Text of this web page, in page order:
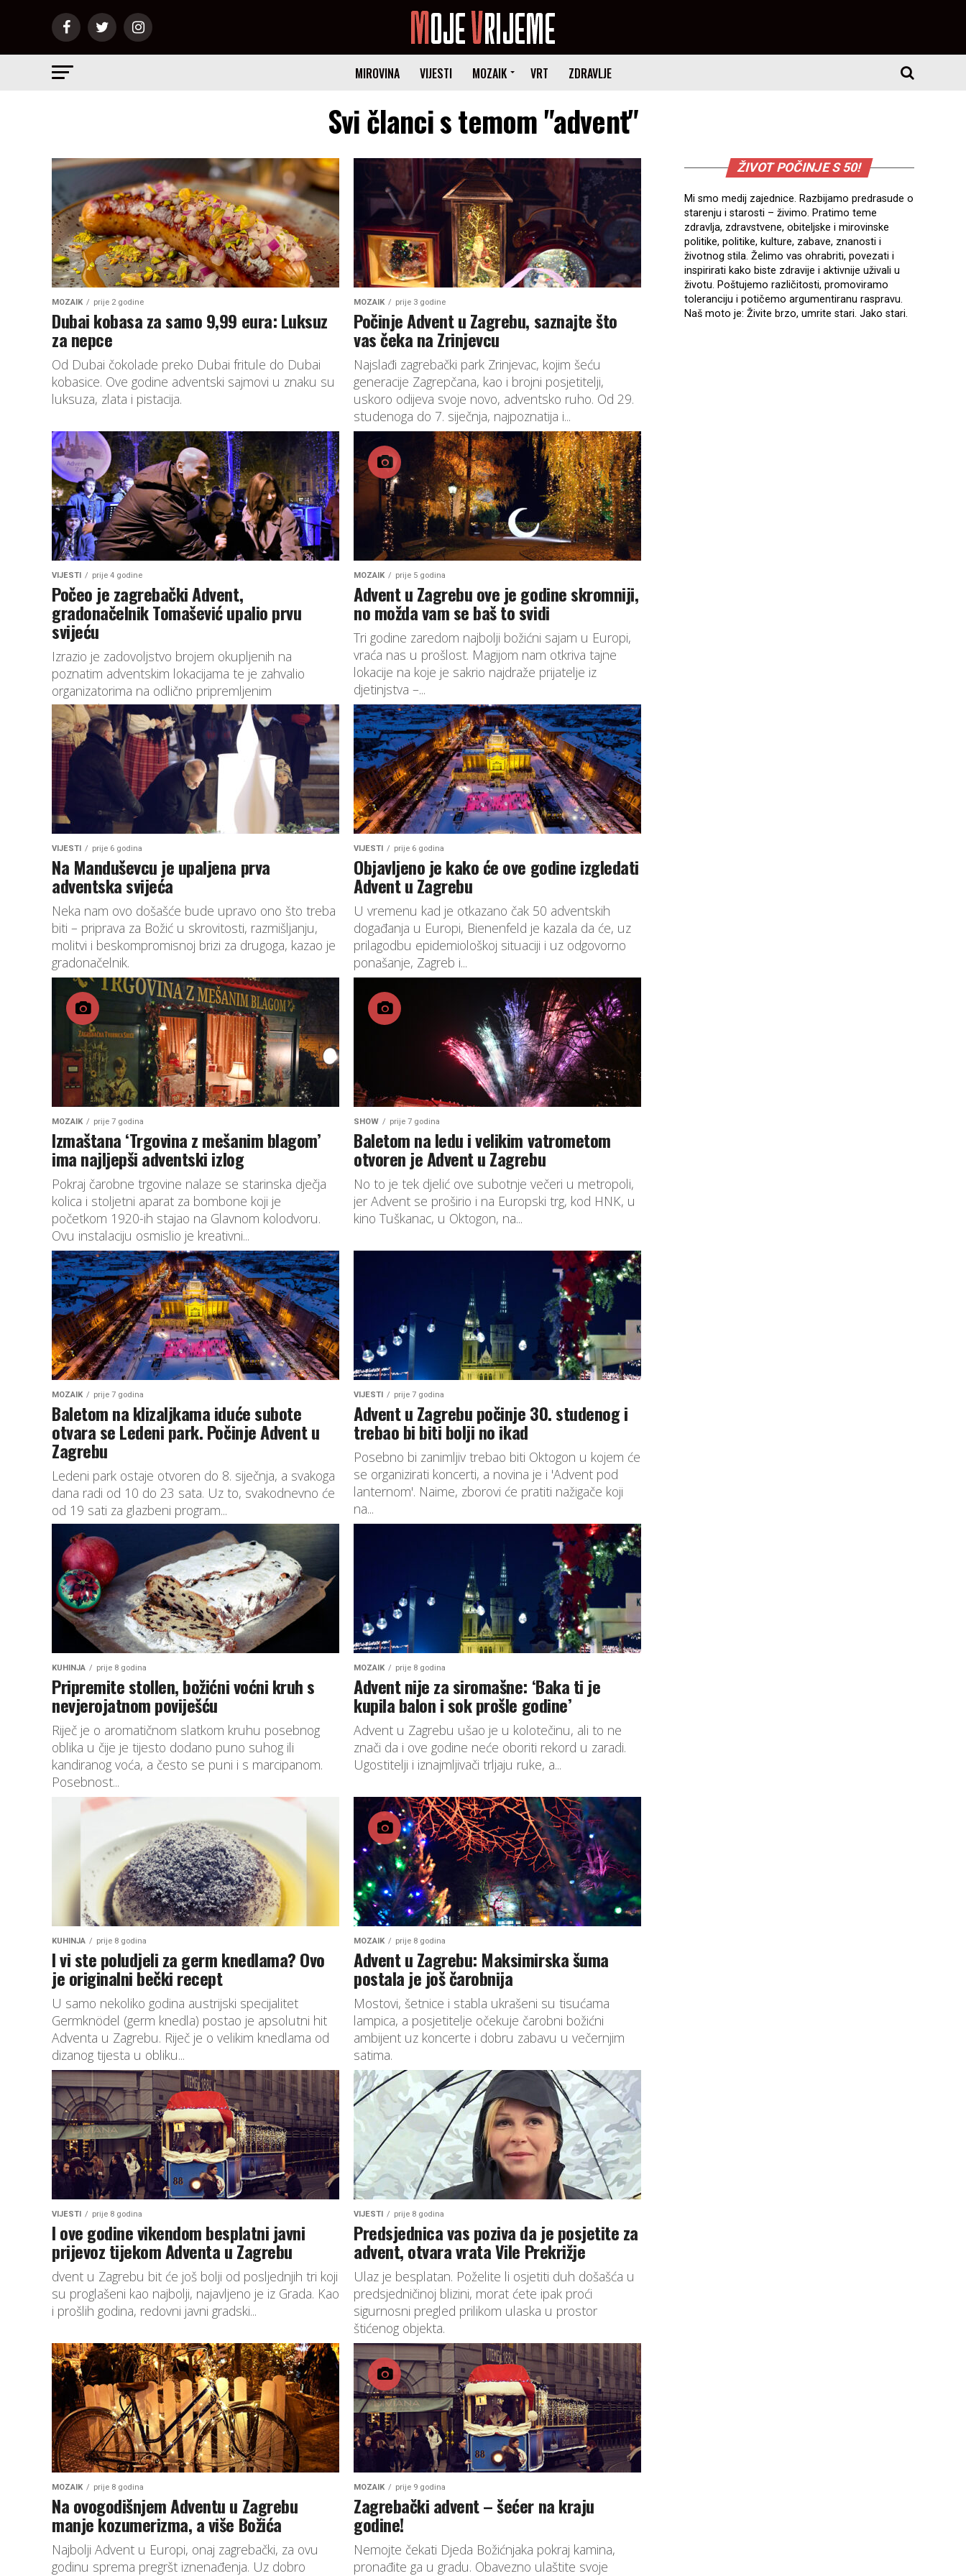
MIROVINA VIJESTI MOZAIK VRT ZDRAVLJE
Svi članci s temom "advent"
MOZAIK prije 2 godine
Dubai kobasa za samo 9,99 eura: Luksuz
za nepce
Od Dubai čokolade preko Dubai fritule do Dubai
kobasice. Ove godine adventski sajmovi u znaku su
luksuza, zlata i pistacija.
MOZAIK prije 3 godine
Počinje Advent u Zagrebu, saznajte što
vas čeka na Zrinjevcu
Najslađi zagrebački park Zrinjevac, kojim šeću
generacije Zagrepčana, kao i brojni posjetitelji,
uskoro odijeva svoje novo, adventsko ruho. Od 29.
studenoga do 7. siječnja, najpoznatija i...
VIJESTI prije 4 godine
Počeo je zagrebački Advent,
gradonačelnik Tomašević upalio prvu
svijeću
Izrazio je zadovoljstvo brojem okupljenih na
poznatim adventskim lokacijama te je zahvalio
organizatorima na odlično pripremljenim
programima.
MOZAIK prije 5 godina
Advent u Zagrebu ove je godine skromniji,
no možda vam se baš to svidi
Tri godine zaredom najbolji božićni sajam u Europi,
vraća nas u prošlost. Magijom nam otkriva tajne
lokacije na koje je sakrio najdraže prijatelje iz
djetinjstva –...
VIJESTI prije 6 godina
Na Manduševcu je upaljena prva
adventska svijeća
Neka nam ovo došašće bude upravo ono što treba
biti – priprava za Božić u skrovitosti, razmišljanju,
molitvi i beskompromisnoj brizi za drugoga, kazao je
gradonačelnik.
VIJESTI prije 6 godina
Objavljeno je kako će ove godine izgledati
Advent u Zagrebu
U vremenu kad je otkazano čak 50 adventskih
događanja u Europi, Bienenfeld je kazala da će, uz
prilagodbu epidemiološkoj situaciji i uz odgovorno
ponašanje, Zagreb i...
MOZAIK prije 7 godina
Izmaštana ‘Trgovina z mešanim blagom’
ima najljepši adventski izlog
Pokraj čarobne trgovine nalaze se starinska dječja
kolica i stoljetni aparat za bombone koji je
početkom 1920-ih stajao na Glavnom kolodvoru.
Ovu instalaciju osmislio je kreativni...
SHOW prije 7 godina
Baletom na ledu i velikim vatrometom
otvoren je Advent u Zagrebu
No to je tek djelić ove subotnje večeri u metropoli,
jer Advent se proširio i na Europski trg, kod HNK, u
kino Tuškanac, u Oktogon, na...
MOZAIK prije 7 godina
Baletom na klizaljkama iduće subote
otvara se Ledeni park. Počinje Advent u
Zagrebu
Ledeni park ostaje otvoren do 8. siječnja, a svakoga
dana radi od 10 do 23 sata. Uz to, svakodnevno će
od 19 sati za glazbeni program...
VIJESTI prije 7 godina
Advent u Zagrebu počinje 30. studenog i
trebao bi biti bolji no ikad
Posebno bi zanimljiv trebao biti Oktogon u kojem će
se organizirati koncerti, a novina je i 'Advent pod
lanternom'. Naime, zborovi će pratiti nažigače koji
na...
KUHINJA prije 8 godina
Pripremite stollen, božićni voćni kruh s
nevjerojatnom poviješću
Riječ je o aromatičnom slatkom kruhu posebnog
oblika u čije je tijesto dodano puno suhog ili
kandiranog voća, a često se puni i s marcipanom.
Posebnost...
MOZAIK prije 8 godina
Advent nije za siromašne: ‘Baka ti je
kupila balon i sok prošle godine’
Advent u Zagrebu ušao je u kolotečinu, ali to ne
znači da i ove godine neće oboriti rekord u zaradi.
Ugostitelji i iznajmljivači trljaju ruke, a...
KUHINJA prije 8 godina
I vi ste poludjeli za germ knedlama? Ovo
je originalni bečki recept
U samo nekoliko godina austrijski specijalitet
Germknödel (germ knedla) postao je apsolutni hit
Adventa u Zagrebu. Riječ je o velikim knedlama od
dizanog tijesta u obliku...
MOZAIK prije 8 godina
Advent u Zagrebu: Maksimirska šuma
postala je još čarobnija
Mostovi, šetnice i stabla ukrašeni su tisućama
lampica, a posjetitelje očekuje čarobni božićni
ambijent uz koncerte i dobru zabavu u večernjim
satima.
VIJESTI prije 8 godina
I ove godine vikendom besplatni javni
prijevoz tijekom Adventa u Zagrebu
dvent u Zagrebu bit će još bolji od posljednjih tri koji
su proglašeni kao najbolji, najavljeno je iz Grada. Kao
i prošlih godina, redovni javni gradski...
VIJESTI prije 8 godina
Predsjednica vas poziva da je posjetite za
advent, otvara vrata Vile Prekrižje
Ulaz je besplatan. Poželite li osjetiti duh došašća u
predsjedničinoj blizini, morat ćete ipak proći
sigurnosni pregled prilikom ulaska u prostor
štićenog objekta.
MOZAIK prije 8 godina
Na ovogodišnjem Adventu u Zagrebu
manje kozumerizma, a više Božića
Najbolji Advent u Europi, onaj zagrebački, za ovu
godinu sprema pregršt iznenađenja. Uz dobro
MOZAIK prije 9 godina
Zagrebački advent – šećer na kraju
godine!
Nemojte čekati Djeda Božićnjaka pokraj kamina,
pronađite ga u gradu. Obavezno ulaštite svoje
ŽIVOT POČINJE S 50!
Mi smo medij zajednice. Razbijamo predrasude o
starenju i starosti – živimo. Pratimo teme
zdravlja, zdravstvene, obiteljske i mirovinske
politike, politike, kulture, zabave, znanosti i
životnog stila. Želimo vas ohrabriti, povezati i
inspirirati kako biste zdravije i aktivnije uživali u
životu. Poštujemo različitosti, promoviramo
toleranciju i potičemo argumentiranu raspravu.
Naš moto je: Živite brzo, umrite stari. Jako stari.